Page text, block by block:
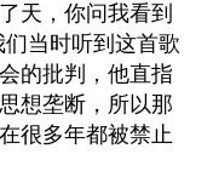
天，你问我看到
当时听到这首歌
的批判，他直指
想垄断，所以那
很多年都被禁止